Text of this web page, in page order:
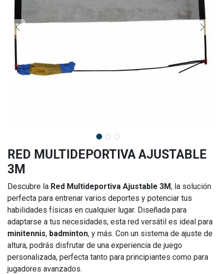
RED MULTIDEPORTIVA AJUSTABLE
3M
Descubre la Red Multideportiva Ajustable 3M, la solución
perfecta para entrenar varios deportes y potenciar tus
habilidades físicas en cualquier lugar. Diseñada para
adaptarse a tus necesidades, esta red versátil es ideal para
minitennis, badminton, y más. Con un sistema de ajuste de
altura, podrás disfrutar de una experiencia de juego
personalizada, perfecta tanto para principiantes como para
jugadores avanzados.